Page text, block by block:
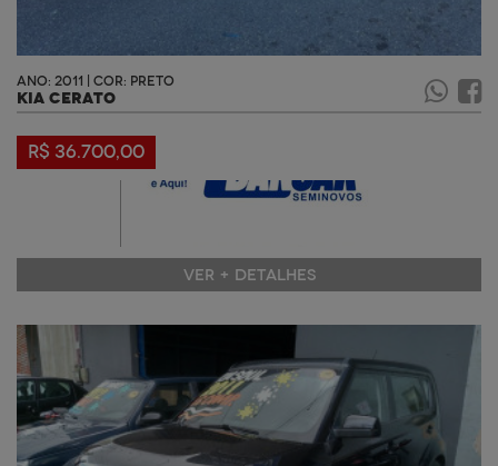
ANO: 2011 | COR: PRETO
KIA CERATO
R$ 36.700,00
VER + DETALHES